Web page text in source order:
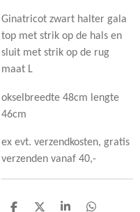
Ginatricot zwart halter gala
top met strik op de hals en
sluit met strik op de rug
maat L
okselbreedte 48cm lengte
46cm
ex evt. verzendkosten, gratis
verzenden vanaf 40,-